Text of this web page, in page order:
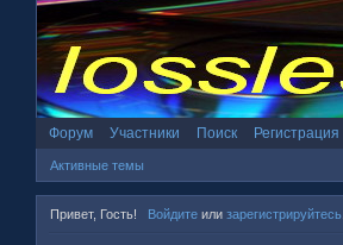
Форум Участники Поиск Регистрация
Активные темы
Привет, Гость! Войдитеили зарегистрируйтесь.